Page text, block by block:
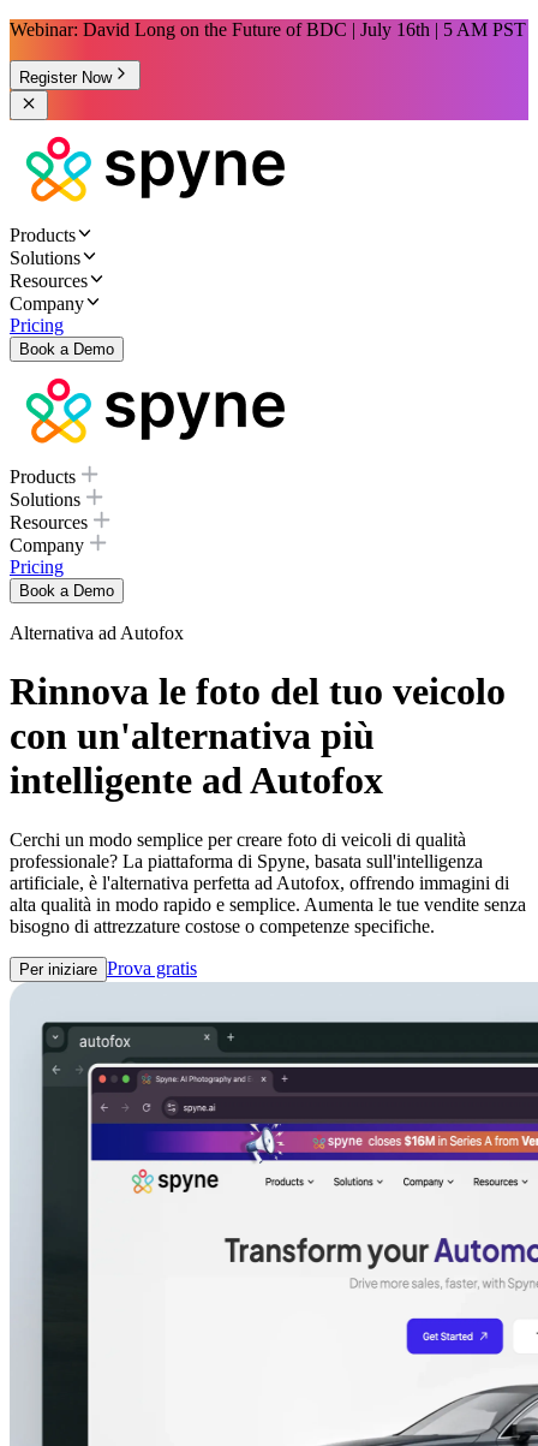
Webinar: David Long on the Future of BDC | July 16th | 5 AM PST
Register Now
Products
Solutions
Resources
Company
Pricing
Book a Demo
Products
Solutions
Resources
Company
Pricing
Book a Demo
Alternativa ad Autofox
Rinnova le foto del tuo veicolo
con un'alternativa più
intelligente ad Autofox
Cerchi un modo semplice per creare foto di veicoli di qualità
professionale? La piattaforma di Spyne, basata sull'intelligenza
artificiale, è l'alternativa perfetta ad Autofox, offrendo immagini di
alta qualità in modo rapido e semplice. Aumenta le tue vendite senza
bisogno di attrezzature costose o competenze specifiche.
Per iniziare Prova gratis